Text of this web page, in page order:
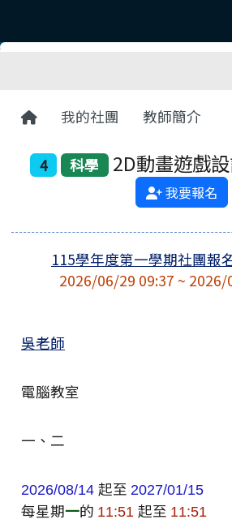
回首頁我的社團 教師簡介
4 科學 2D動畫遊戲
我要報名
115學年度第一學期社團報
2026/06/29 09:37 ~ 2026/
吳老師
電腦教室
一、二
2026/08/14 起至 2027/01/15
每星期一的 11:51 起至 11:51